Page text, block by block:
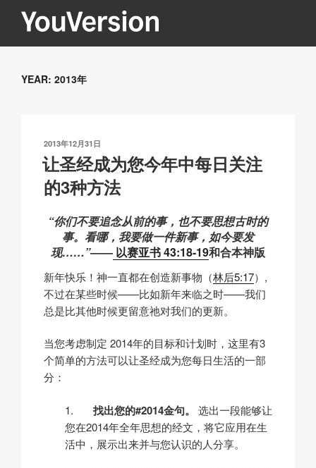
YOUVERSION
Seeking God every day.
YEAR: 2013年
发
布
于
2013年12月31日
让圣经成为您今年中每日关注
的3种方法
“你们不要追念从前的事，也不要思想古时的
事。看哪，我要做一件新事，如今要发
现……”—— 以赛亚书 43:18-19和合本神版
新年快乐！神一直都在创造新事物（林后5:17）,
不过在某些时候——比如新年来临之时——我们
总是比其他时候更留意祂对我们的更新。
当您考虑制定 2014年的目标和计划时，这里有3
个简单的方法可以让圣经成为您每日生活的一部
分：
1. 找出您的#2014金句。
选出一段能够让
您在2014年全年思想的经文，将它应用在生
活中，展示出来并与您认识的人分享。